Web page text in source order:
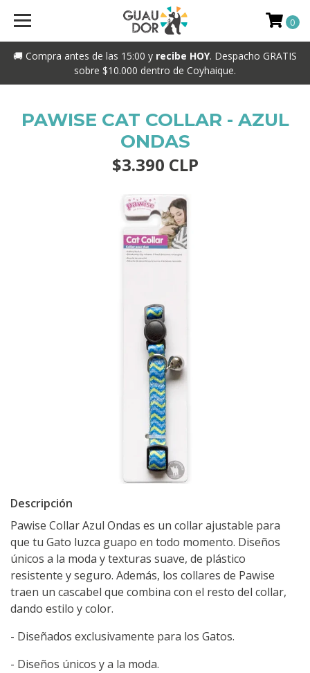
🚚 Compra antes de las 15:00 y recibe HOY. Despacho GRATIS
sobre $10.000 dentro de Coyhaique.
0
PAWISE CAT COLLAR - AZUL
ONDAS
$3.390 CLP
Descripción
Pawise Collar Azul Ondas es un collar ajustable para
que tu Gato luzca guapo en todo momento. Diseños
únicos a la moda y texturas suave, de plástico
resistente y seguro. Además, los collares de Pawise
traen un cascabel que combina con el resto del collar,
dando estilo y color.
- Diseñados exclusivamente para los Gatos.
- Diseños únicos y a la moda.